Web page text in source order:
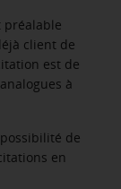
préalable
client de
est de
à
de
en